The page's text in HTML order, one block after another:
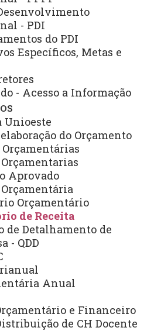
- PDI
do PDI
Específicos, Metas e
- Acesso a Informação
Unioeste
do Orçamento
Aprovado
Orçamentário
de Receita
de Detalhamento de
- QDD
Anual
e Financeiro
de CH Docente
do Portal)